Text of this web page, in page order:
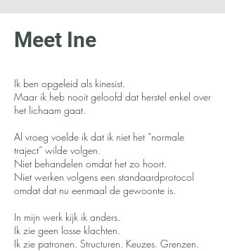
Meet Ine
Ik ben opgeleid als kinesist.
Maar ik heb nooit geloofd dat herstel enkel over
het lichaam gaat.
Al vroeg voelde ik dat ik niet het “normale
traject” wilde volgen.
Niet behandelen omdat het zo hoort.
Niet werken volgens een standaardprotocol
omdat dat nu eenmaal de gewoonte is.
In mijn werk kijk ik anders.
Ik zie geen losse klachten.
Ik zie patronen. Structuren. Keuzes. Grenzen.